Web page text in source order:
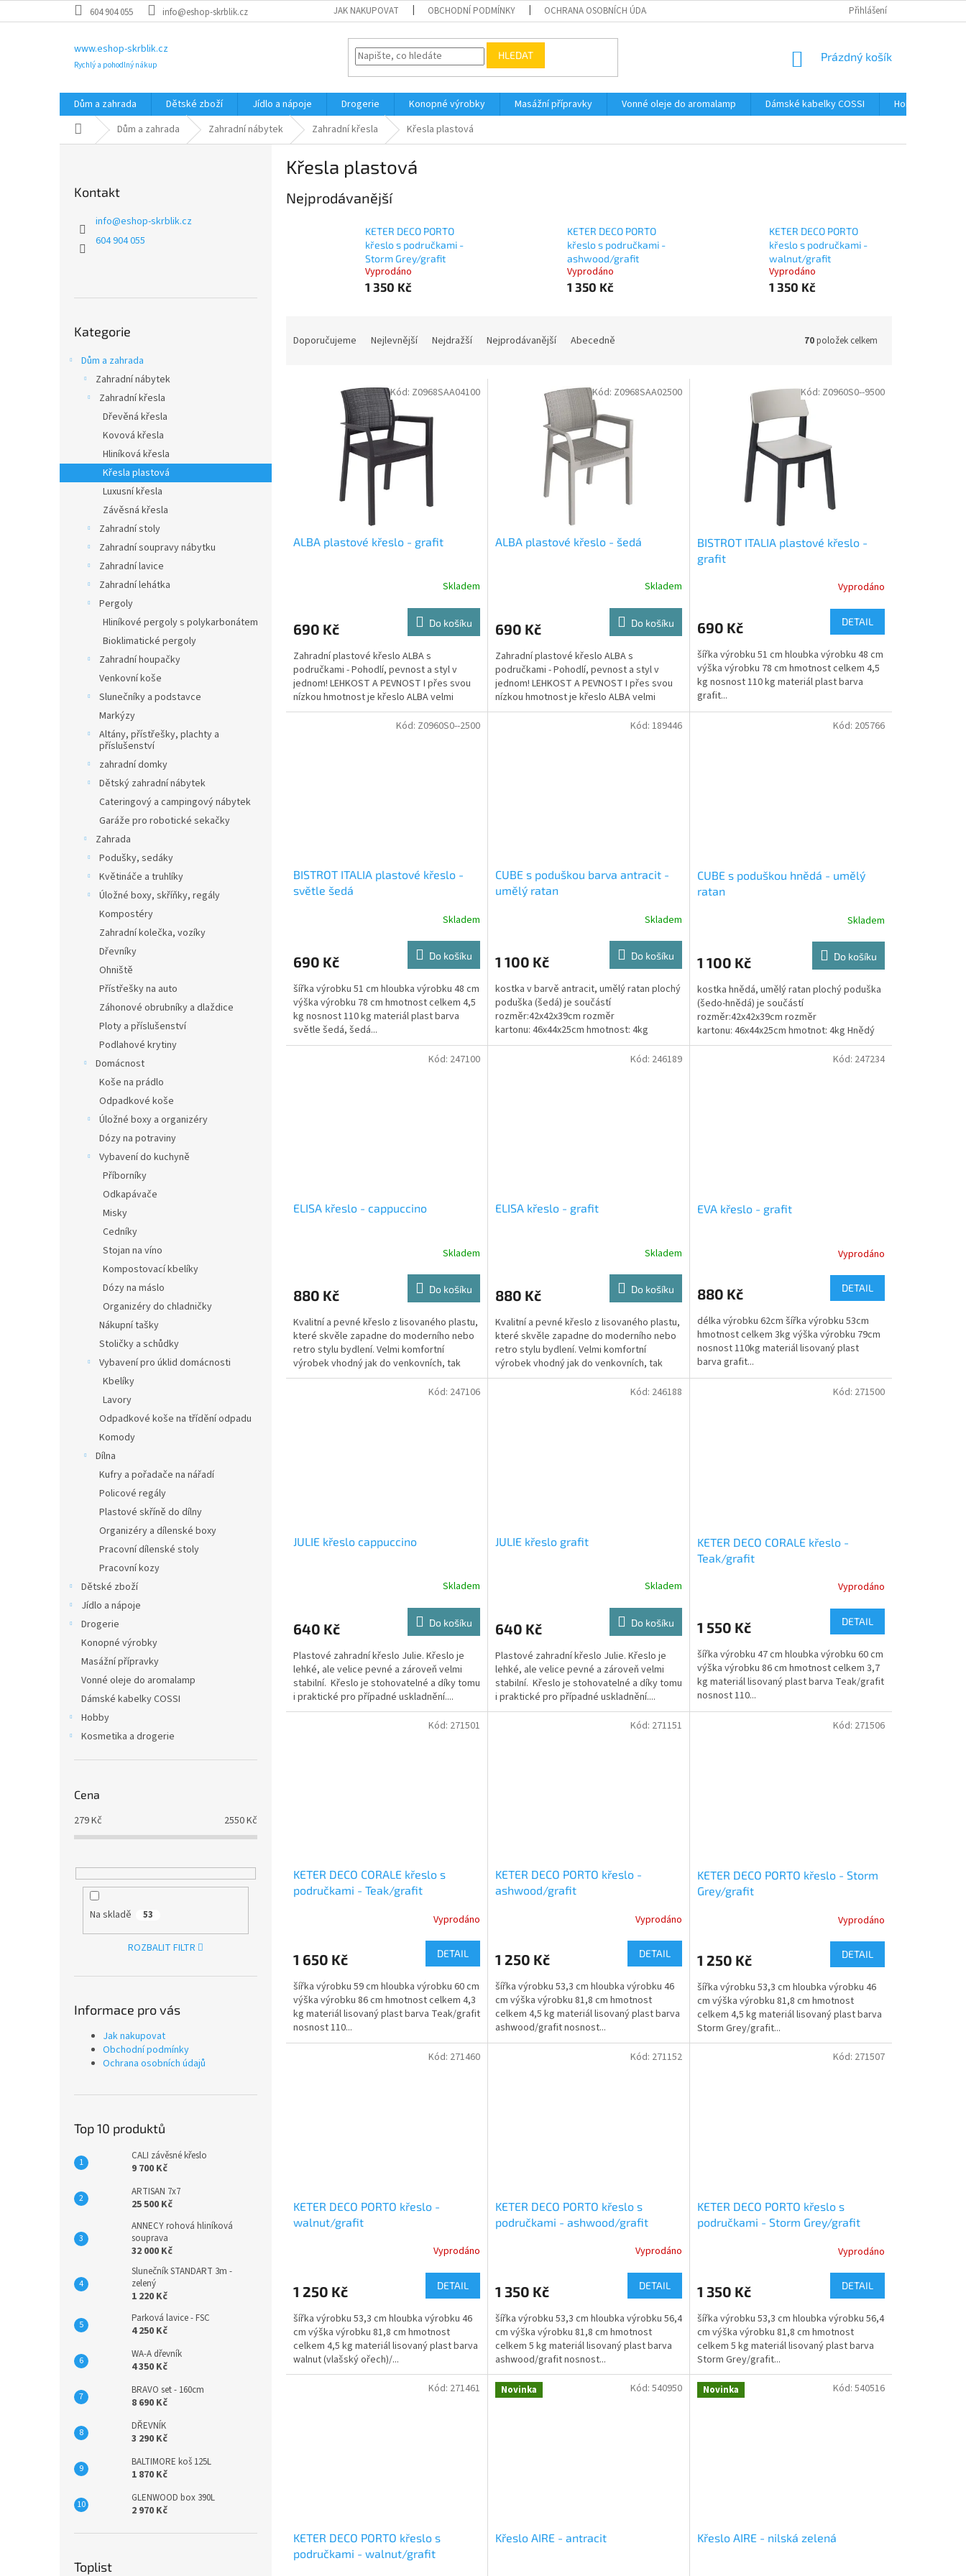
na
604 904 055 info@eshop-skrblik.cz JAK NAKUPOVAT OBCHODNÍ PODMÍNKY OCHRANA OSOBNÍCH ÚDAJŮ Přihlášení
www.eshop-skrblik.cz
Rychlý a pohodlný nákup
HLEDAT
NÁKUPNÍ
Prázdný košík
Dům a zahrada Dětské zboží Jídlo a nápoje Drogerie Konopné výrobky Masážní přípravky Vonné oleje do aromalamp Dámské kabelky COSSI Hobby
Domů Dům a zahrada Zahradní nábytek Zahradní křesla Křesla plastová
Kontakt
info@eshop-skrblik.cz
604 904 055
kategorie
Kategorie
Dům a zahrada
Zahradní nábytek
Zahradní křesla
Dřevěná křesla
Kovová křesla
Hliníková křesla
Křesla plastová
Luxusní křesla
Závěsná křesla
Zahradní stoly
Zahradní soupravy nábytku
Zahradní lavice
Zahradní lehátka
Pergoly
Hliníkové pergoly s polykarbonátem
Bioklimatické pergoly
Zahradní houpačky
Venkovní koše
Slunečníky a podstavce
Markýzy
Altány, přístřešky, plachty a
příslušenství
zahradní domky
Dětský zahradní nábytek
Cateringový a campingový nábytek
Garáže pro robotické sekačky
Zahrada
Podušky, sedáky
Květináče a truhlíky
Úložné boxy, skříňky, regály
Kompostéry
Zahradní kolečka, vozíky
Dřevníky
Ohniště
Přístřešky na auto
Záhonové obrubníky a dlaždice
Ploty a příslušenství
Podlahové krytiny
Domácnost
Koše na prádlo
Odpadkové koše
Úložné boxy a organizéry
Dózy na potraviny
Vybavení do kuchyně
Příborníky
Odkapávače
Misky
Cedníky
Stojan na víno
Kompostovací kbelíky
Dózy na máslo
Organizéry do chladničky
Nákupní tašky
Stoličky a schůdky
Vybavení pro úklid domácnosti
Kbelíky
Lavory
Odpadkové koše na třídění odpadu
Komody
Dílna
Kufry a pořadače na nářadí
Policové regály
Plastové skříně do dílny
Organizéry a dílenské boxy
Pracovní dílenské stoly
Pracovní kozy
Dětské zboží
Jídlo a nápoje
Drogerie
Konopné výrobky
Masážní přípravky
Vonné oleje do aromalamp
Dámské kabelky COSSI
Hobby
Kosmetika a drogerie
Cena
279Kč 2550Kč
Na skladě 53
ROZBALIT FILTR
Informace pro vás
Jak nakupovat
Obchodní podmínky
Ochrana osobních údajů
Top 10 produktů
CALI závěsné křeslo
9 700 Kč
ARTISAN 7x7
25 500 Kč
ANNECY rohová hliníková
souprava
32 000 Kč
Slunečník STANDART 3m -
zelený
1 220 Kč
Parková lavice - FSC
4 250 Kč
WA-A dřevník
4 350 Kč
BRAVO set - 160cm
8 690 Kč
DŘEVNÍK
3 290 Kč
BALTIMORE koš 125L
1 870 Kč
GLENWOOD box 390L
2 970 Kč
Toplist
Křesla plastová
Nejprodávanější
KETER DECO PORTO
křeslo s područkami -
Storm Grey/grafit
Vyprodáno
1 350 Kč
KETER DECO PORTO
křeslo s područkami -
ashwood/grafit
Vyprodáno
1 350 Kč
KETER DECO PORTO
křeslo s područkami -
walnut/grafit
Vyprodáno
1 350 Kč
Doporučujeme Nejlevnější Nejdražší Nejprodávanější Abecedně 70položek celkem
ALBA plastové křeslo - grafit
Skladem
690 Kč Do košíku
Zahradní plastové křeslo ALBA s
područkami - Pohodlí, pevnost a styl v
jednom! LEHKOST A PEVNOST I přes svou
nízkou hmotnost je křeslo ALBA velmi
pevné a stabilní. Díky tomu...
Kód: Z0968SAA04100
ALBA plastové křeslo - šedá
Skladem
690 Kč Do košíku
Zahradní plastové křeslo ALBA s
područkami - Pohodlí, pevnost a styl v
jednom! LEHKOST A PEVNOST I přes svou
nízkou hmotnost je křeslo ALBA velmi
pevné a stabilní. Díky tomu...
Kód: Z0968SAA02500
BISTROT ITALIA plastové křeslo -
grafit
Vyprodáno
690 Kč DETAIL
šířka výrobku 51 cm hloubka výrobku 48 cm
výška výrobku 78 cm hmotnost celkem 4,5
kg nosnost 110 kg materiál plast barva
grafit...
Kód: Z0960S0--9500
BISTROT ITALIA plastové křeslo -
světle šedá
Skladem
690 Kč Do košíku
šířka výrobku 51 cm hloubka výrobku 48 cm
výška výrobku 78 cm hmotnost celkem 4,5
kg nosnost 110 kg materiál plast barva
světle šedá, šedá...
Kód: Z0960S0--2500
CUBE s poduškou barva antracit -
umělý ratan
Skladem
1 100 Kč Do košíku
kostka v barvě antracit, umělý ratan plochý
poduška (šedá) je součástí
rozměr:42x42x39cm rozměr
kartonu: 46x44x25cm hmotnost: 4kg
Taburet ve tvaru kostky s praktickým...
Kód: 189446
CUBE s poduškou hnědá - umělý
ratan
Skladem
1 100 Kč Do košíku
kostka hnědá, umělý ratan plochý poduška
(šedo-hnědá) je součástí
rozměr:42x42x39cm rozměr
kartonu: 46x44x25cm hmotnot: 4kg Hnědý
taburet ve tvaru kostky s praktickým...
Kód: 205766
ELISA křeslo - cappuccino
Skladem
880 Kč Do košíku
Kvalitní a pevné křeslo z lisovaného plastu,
které skvěle zapadne do moderního nebo
retro stylu bydlení. Velmi komfortní
výrobek vhodný jak do venkovních, tak
vnitřních...
Kód: 247100
ELISA křeslo - grafit
Skladem
880 Kč Do košíku
Kvalitní a pevné křeslo z lisovaného plastu,
které skvěle zapadne do moderního nebo
retro stylu bydlení. Velmi komfortní
výrobek vhodný jak do venkovních, tak
vnitřních...
Kód: 246189
EVA křeslo - grafit
Vyprodáno
880 Kč DETAIL
délka výrobku 62cm šířka výrobku 53cm
hmotnost celkem 3kg výška výrobku 79cm
nosnost 110kg materiál lisovaný plast
barva grafit...
Kód: 247234
JULIE křeslo cappuccino
Skladem
640 Kč Do košíku
Plastové zahradní křeslo Julie. Křeslo je
lehké, ale velice pevné a zároveň velmi
stabilní. Křeslo je stohovatelné a díky tomu
i praktické pro případné uskladnění....
Kód: 247106
JULIE křeslo grafit
Skladem
640 Kč Do košíku
Plastové zahradní křeslo Julie. Křeslo je
lehké, ale velice pevné a zároveň velmi
stabilní. Křeslo je stohovatelné a díky tomu
i praktické pro případné uskladnění....
Kód: 246188
KETER DECO CORALE křeslo -
Teak/grafit
Vyprodáno
1 550 Kč DETAIL
šířka výrobku 47 cm hloubka výrobku 60 cm
výška výrobku 86 cm hmotnost celkem 3,7
kg materiál lisovaný plast barva Teak/grafit
nosnost 110...
Kód: 271500
KETER DECO CORALE křeslo s
područkami - Teak/grafit
Vyprodáno
1 650 Kč DETAIL
šířka výrobku 59 cm hloubka výrobku 60 cm
výška výrobku 86 cm hmotnost celkem 4,3
kg materiál lisovaný plast barva Teak/grafit
nosnost 110...
Kód: 271501
KETER DECO PORTO křeslo -
ashwood/grafit
Vyprodáno
1 250 Kč DETAIL
šířka výrobku 53,3 cm hloubka výrobku 46
cm výška výrobku 81,8 cm hmotnost
celkem 4,5 kg materiál lisovaný plast barva
ashwood/grafit nosnost...
Kód: 271151
KETER DECO PORTO křeslo - Storm
Grey/grafit
Vyprodáno
1 250 Kč DETAIL
šířka výrobku 53,3 cm hloubka výrobku 46
cm výška výrobku 81,8 cm hmotnost
celkem 4,5 kg materiál lisovaný plast barva
Storm Grey/grafit...
Kód: 271506
KETER DECO PORTO křeslo -
walnut/grafit
Vyprodáno
1 250 Kč DETAIL
šířka výrobku 53,3 cm hloubka výrobku 46
cm výška výrobku 81,8 cm hmotnost
celkem 4,5 kg materiál lisovaný plast barva
walnut (vlašský ořech)/...
Kód: 271460
KETER DECO PORTO křeslo s
područkami - ashwood/grafit
Vyprodáno
1 350 Kč DETAIL
šířka výrobku 53,3 cm hloubka výrobku 56,4
cm výška výrobku 81,8 cm hmotnost
celkem 5 kg materiál lisovaný plast barva
ashwood/grafit nosnost...
Kód: 271152
KETER DECO PORTO křeslo s
područkami - Storm Grey/grafit
Vyprodáno
1 350 Kč DETAIL
šířka výrobku 53,3 cm hloubka výrobku 56,4
cm výška výrobku 81,8 cm hmotnost
celkem 5 kg materiál lisovaný plast barva
Storm Grey/grafit...
Kód: 271507
KETER DECO PORTO křeslo s
područkami - walnut/grafit
Kód: 271461 Novinka
Křeslo AIRE - antracit
Kód: 540950 Novinka
Křeslo AIRE - nilská zelená
Kód: 540516